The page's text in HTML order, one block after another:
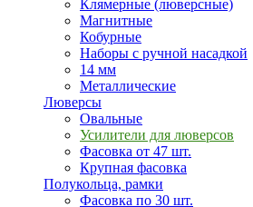
Клямерные (люверсные)
Магнитные
Кобурные
Наборы с ручной насадкой
14 мм
Металлические
Люверсы
Овальные
Усилители для люверсов
Фасовка от 47 шт.
Крупная фасовка
Полукольца, рамки
Фасовка по 30 шт.